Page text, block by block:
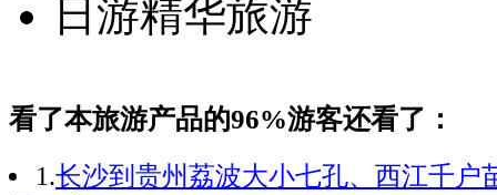
看了本旅游产品的96%游客还看了：
1.长沙到贵州荔波大小七孔、西江千户